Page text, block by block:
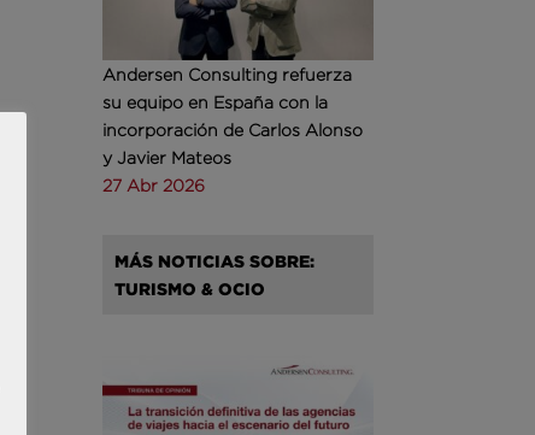
Andersen Consulting refuerza
su equipo en España con la
incorporación de Carlos Alonso
y Javier Mateos
27 Abr 2026
MÁS NOTICIAS SOBRE:
TURISMO & OCIO